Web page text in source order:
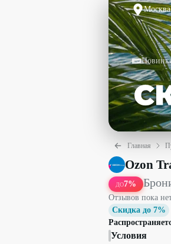
Москва
Главная
Бронирование
Ozon
ДО7%
Отзывов пока
Скидка до 7%
Условия